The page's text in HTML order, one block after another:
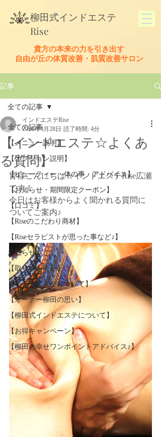
貴方の本来の力を引き出す
​自由が丘の体質改善・肌質改善サロン
​柳田式インドエステ
Rise
記事
全ての記事
【メニュー説明】
【オプション説明】
【ビューティー・体の事・アドバイス】
【お知らせ・期間限定クーポン】
【口コミ】
【Riseのこだわり商材】
【Riseセラピストが思った事など♪】
お知らせ
【取り扱い商品】
【インドエステについて】
【オーナー柳田の思い】
【柳田式インドエステについて】
【お得キャンペーン】
【柳田の幸せワンポイントアドバイス♪】
全ての記事
【インドエステ☆よくあ
る質問】
インドエステRise
2020年4月28日 読了時間: 4分
皆様こんにちは☆インドエステRise広瀬
です！
今日はお客様からよく聞かれる質問に
ついてご案内♪